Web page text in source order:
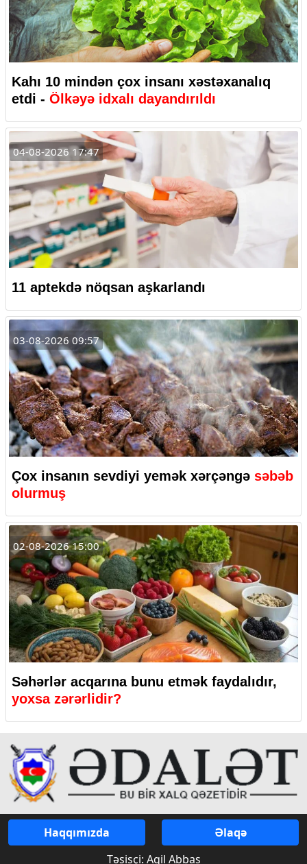
Kahı 10 mindən çox insanı xəstəxanalıq
etdi - Ölkəyə idxalı dayandırıldı
04-08-2026 17:47
11 aptekdə nöqsan aşkarlandı
03-08-2026 09:57
Çox insanın sevdiyi yemək xərçəngə səbəb
olurmuş
02-08-2026 15:00
Səhərlər acqarına bunu etmək faydalıdır,
yoxsa zərərlidir?
Haqqımızda
Əlaqə
Təsisçi: Aqil Abbas